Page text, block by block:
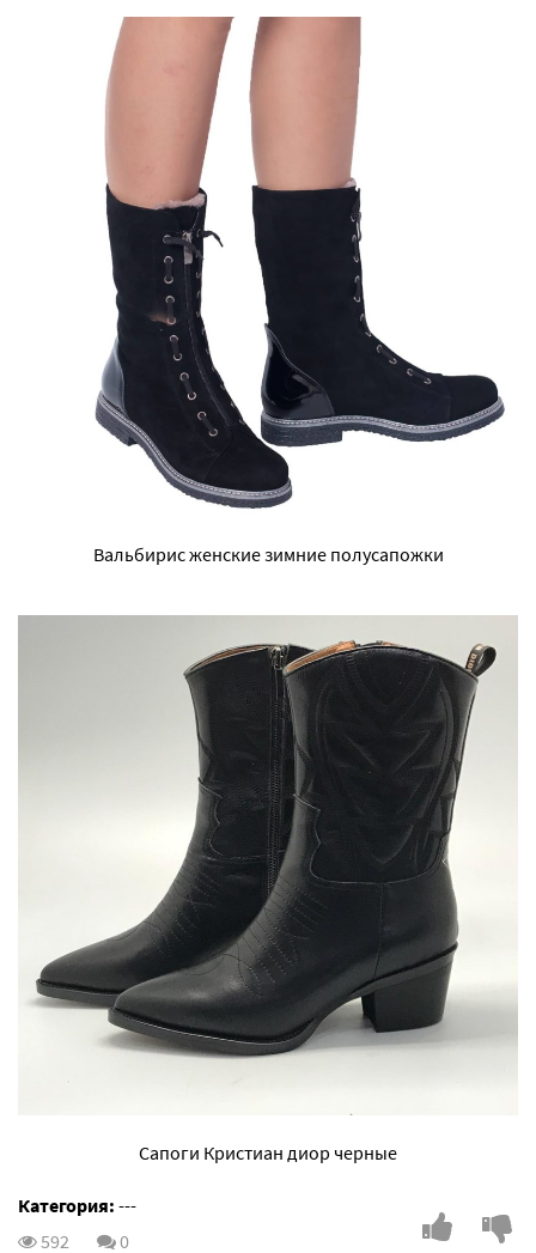
Вальбирис женские зимние полусапожки
Сапоги Кристиан диор черные
Категория: ---
592
0